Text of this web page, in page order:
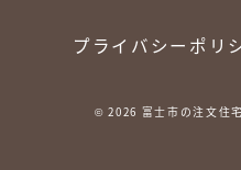
プライバシーポリ
©2026 富士市の注文住